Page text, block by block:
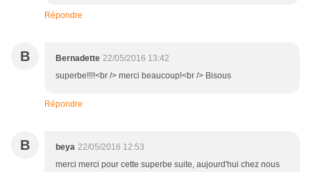
Répondre
B Bernadette 22/05/2016 13:42
superbe!!!!<br /> merci beaucoup!<br /> Bisous
Répondre
B beya 22/05/2016 12:53
merci merci pour cette superbe suite, aujourd'hui chez nous